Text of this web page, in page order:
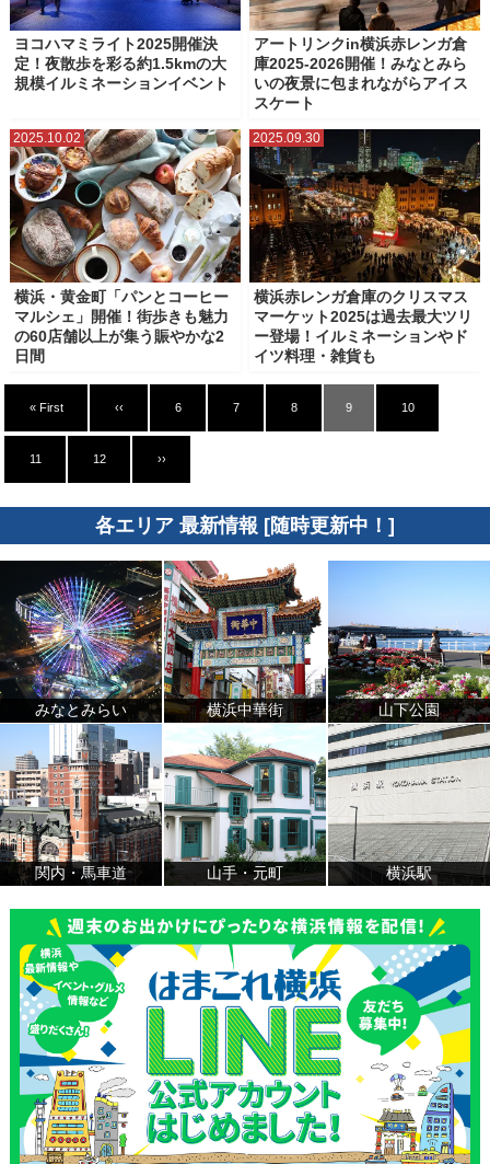
ヨコハマミライト2025開催決
定！夜散歩を彩る約1.5kmの大
規模イルミネーションイベント
アートリンクin横浜赤レンガ倉
庫2025-2026開催！みなとみら
いの夜景に包まれながらアイス
スケート
2025.10.02
横浜・黄金町「パンとコーヒー
マルシェ」開催！街歩きも魅力
の60店舗以上が集う賑やかな2
日間
2025.09.30
横浜赤レンガ倉庫のクリスマス
マーケット2025は過去最大ツリ
ー登場！イルミネーションやド
イツ料理・雑貨も
« First ‹‹ 6 7 8 9 10
11 12 ››
各エリア 最新情報 [随時更新中！]
みなとみらい 横浜中華街 山下公園
関内・馬車道 山手・元町 横浜駅